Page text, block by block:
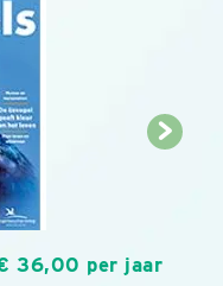
36,00 per jaar